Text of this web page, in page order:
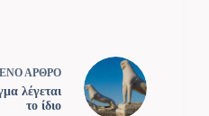
ΑΡΘΡΟ
λέγεται
το ίδιο